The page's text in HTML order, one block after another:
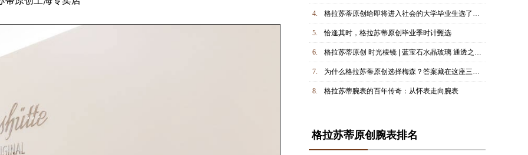
4. 格拉苏蒂原创给即将进入社会的大学毕业生选了几款表...
5. 恰逢其时，格拉苏蒂原创毕业季时计甄选
6. 格拉苏蒂原创 时光棱镜 | 蓝宝石水晶玻璃 通透之力，映见机械之美与时间深度
7. 为什么格拉苏蒂原创选择梅森？答案藏在这座三百年的瓷器工厂里
8. 格拉苏蒂腕表的百年传奇：从怀表走向腕表
格拉苏蒂原创腕表排名